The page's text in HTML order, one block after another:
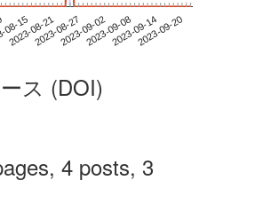
15
2023-08-212023-08-272023-09-022023-09-082023-09-142023-09-20
ス (DOI)
4 posts, 3